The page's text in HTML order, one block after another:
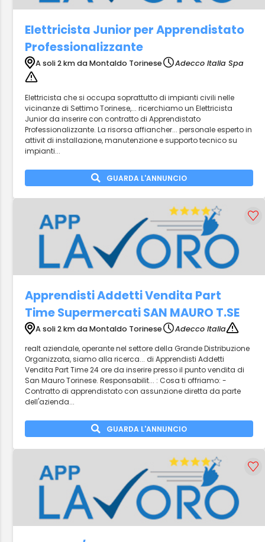
Elettricista Junior per Apprendistato
Professionalizzante
A soli 2 km da Montaldo Torinese Adecco Italia Spa
Elettricista che si occupa soprattutto di impianti civili nelle
vicinanze di Settimo Torinese,... ricerchiamo un Elettricista
Junior da inserire con contratto di Apprendistato
Professionalizzante. La risorsa affiancher... personale esperto in
attivit di installazione, manutenzione e supporto tecnico su
impianti...
GUARDA L'ANNUNCIO
Apprendisti Addetti Vendita Part
Time Supermercati SAN MAURO T.SE
A soli 2 km da Montaldo Torinese
Adecco Italia
realt aziendale, operante nel settore della Grande Distribuzione
Organizzata, siamo alla ricerca... di Apprendisti Addetti
Vendita Part Time 24 ore da inserire presso il punto vendita di
San Mauro Torinese. Responsabilit... : Cosa ti offriamo: -
Contratto di apprendistato con assunzione diretta da parte
dell'azienda...
GUARDA L'ANNUNCIO